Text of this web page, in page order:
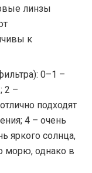
линзы
к
0–1 –
2 –
подходят
4 – очень
яркого солнца,
морю, однако в